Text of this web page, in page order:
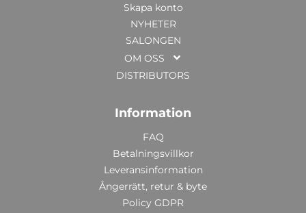
Skapa konto
NYHETER
SALONGEN
OM OSS
DISTRIBUTORS
Information
FAQ
Betalningsvillkor
Leveransinformation
Ångerrätt, retur & byte
Policy GDPR